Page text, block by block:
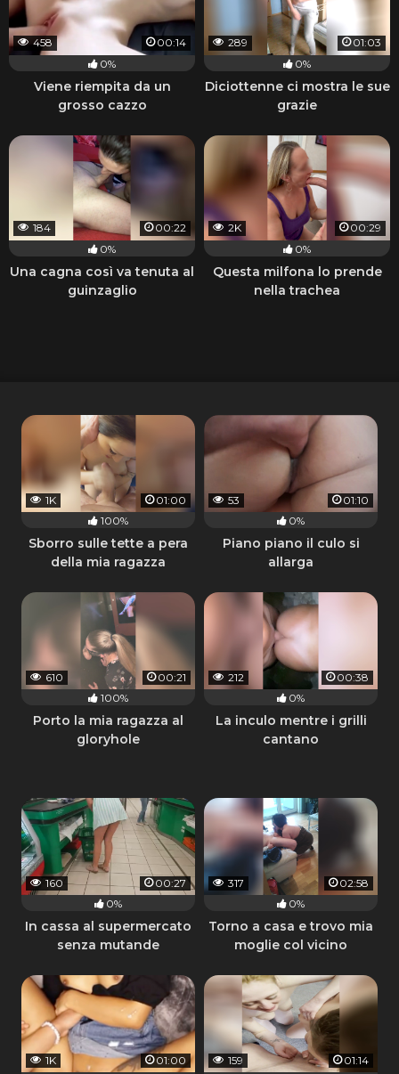
458
00:14
0%
Viene riempita da un
grosso cazzo
289
01:03
0%
Diciottenne ci mostra le sue
grazie
184
00:22
0%
Una cagna così va tenuta al
guinzaglio
2K
00:29
0%
Questa milfona lo prende
nella trachea
1K
01:00
100%
Sborro sulle tette a pera
della mia ragazza
53
01:10
0%
Piano piano il culo si
allarga
610
00:21
100%
Porto la mia ragazza al
gloryhole
212
00:38
0%
La inculo mentre i grilli
cantano
160
00:27
0%
In cassa al supermercato
senza mutande
317
02:58
0%
Torno a casa e trovo mia
moglie col vicino
1K 01:00 159 01:14